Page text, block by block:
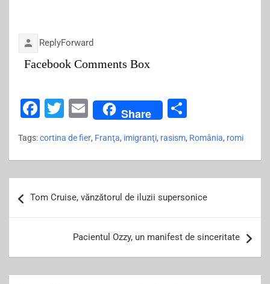
ReplyForward
Facebook Comments Box
F
c
e
b
o
o
T
tt
er
E
m
ai
l
Share
ar
e
Tags:cortina de fier, Franţa, imigranţi, rasism, România, romi
navigation
Tom Cruise, vănzătorul de iluzii supersonice
Pacientul Ozzy, un manifest de sinceritate